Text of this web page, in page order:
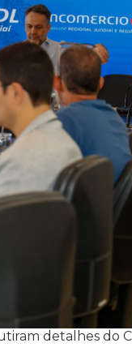
detalhes do